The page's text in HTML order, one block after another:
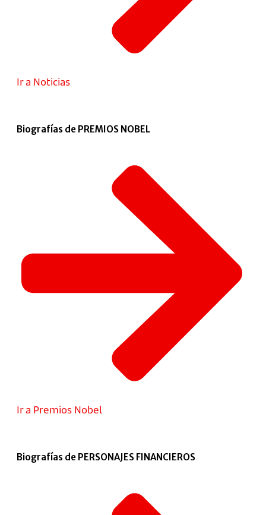
Ir a Noticias
Biografías de PREMIOS NOBEL
Ir a Premios Nobel
Biografías de PERSONAJES FINANCIEROS